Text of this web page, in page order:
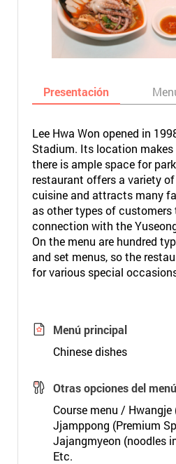
Presentación
Lee Hwa Won opened in
Stadium. Its location
there is ample space for
restaurant offers a variety
cuisine and attracts many
as other types of customers
connection with the
On the menu are hundred
and set menus, so the
for various special
Menú principal
Chinese dishes
Otras opciones del menú
Course menu / Hwangje
Jjamppong (Premium
Jajangmyeon (noodles
Etc.